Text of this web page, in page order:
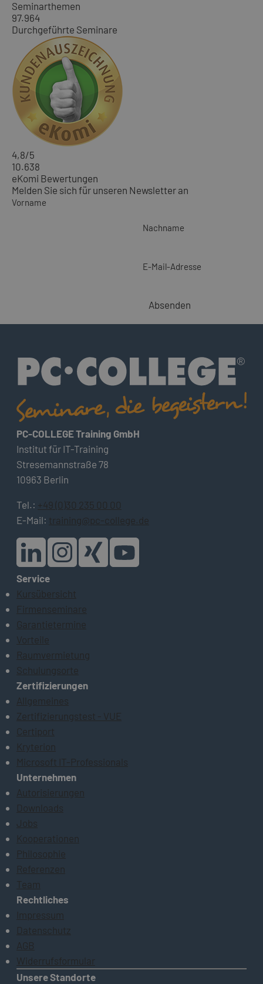
Seminarthemen
97.964
Durchgeführte Seminare
4,8/5
10.638
eKomi Bewertungen
Melden Sie sich für unseren Newsletter an
Vorname
Nachname
E-Mail-Adresse
Absenden
PC-COLLEGE Training GmbH
Institut für IT-Training
Stresemannstraße 78
10963 Berlin
Tel.: +49 (0)30 235 00 00
E-Mail: training@pc-college.de
Service
Kursübersicht
Firmenseminare
Garantietermine
Vorteile
Raumvermietung
Schulungsorte
Zertifizierungen
Allgemeines
Zertifizierungstest - VUE
Certiport
Kryterion
Microsoft IT-Professionals
Unternehmen
Autorisierungen
Downloads
Jobs
Kooperationen
Philosophie
Referenzen
Team
Rechtliches
Impressum
Datenschutz
AGB
Widerrufsformular
Unsere Standorte